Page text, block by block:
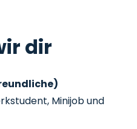
dir
Minijob und